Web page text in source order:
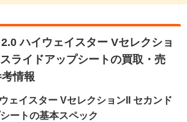
ハイウェイスター Vセレクショ
ライドアップシートの買取・売
情報
ェイスター VセレクションII セカンド
ートの基本スペック